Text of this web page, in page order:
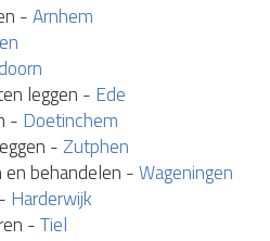
-Arnhem
leggen - Ede
- Doetinchem
-Zutphen
behandelen -Wageningen
Harderwijk
-Tiel